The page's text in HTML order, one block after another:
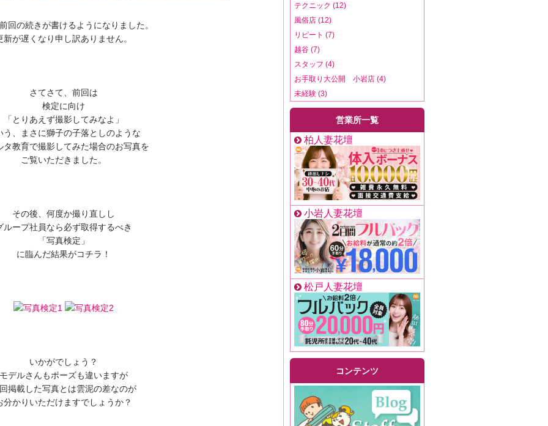
回の続きが書けるようになりました。
新が遅くなり申し訳ありません。
さてさて、前回は
検定に向け
「とりあえず撮影してみなよ」
う、まさに獅子の子落としのような
タ教育で撮影してみた場合のお写真を
ご覧いただきました。
その後、何度か撮り直しし
ループ社員なら必ず取得するべき
「写真検定」
に臨んだ結果がコチラ！
いかがでしょう？
モデルさんもポーズも違いますが
掲載した写真とは雲泥の差なのが
分かりいただけますでしょうか？
テクニック (12)
風俗店 (12)
リピート (7)
越谷 (7)
スタッフ (4)
お手取り大公開 小岩店 (4)
未経験 (3)
営業所一覧
柏人妻花壇
小岩人妻花壇
松戸人妻花壇
コンテンツ